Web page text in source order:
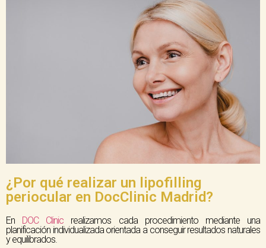
¿Por qué realizar un lipofilling
periocular en DocClinic Madrid?
En DOC Clinic realizamos cada procedimiento mediante una
planificación individualizada orientada a conseguir resultados naturales
y equilibrados.